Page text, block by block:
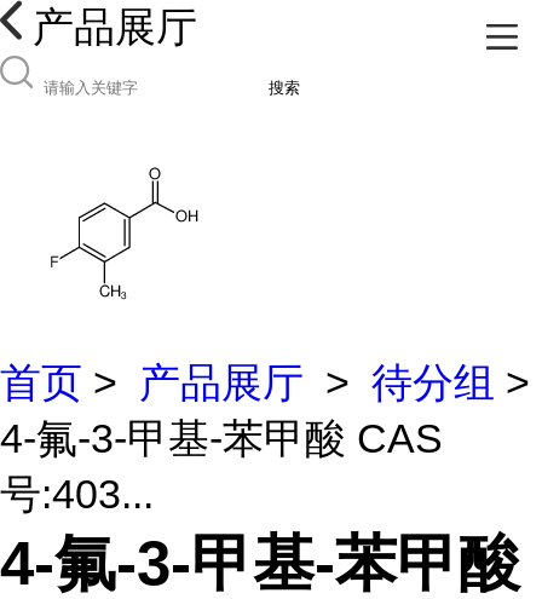
产品展厅
搜索
首页 > 产品展厅 > 待分组 >
4-氟-3-甲基-苯甲酸 CAS
号:403...
4-氟-3-甲基-苯甲酸